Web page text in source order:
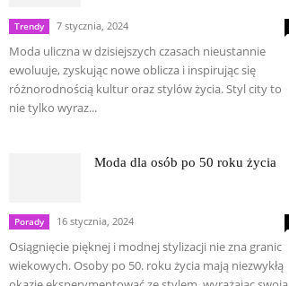
Trendy 7 stycznia, 2024
Moda uliczna w dzisiejszych czasach nieustannie
ewoluuje, zyskując nowe oblicza i inspirując się
różnorodnością kultur oraz stylów życia. Styl city to
nie tylko wyraz...
Moda dla osób po 50 roku życia
Porady 16 stycznia, 2024
Osiągnięcie pięknej i modnej stylizacji nie zna granic
wiekowych. Osoby po 50. roku życia mają niezwykłą